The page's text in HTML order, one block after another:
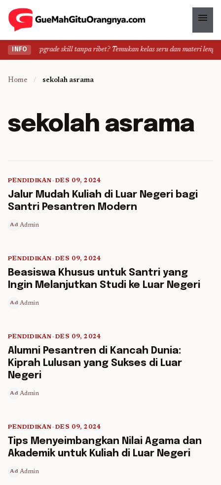
menu
INFO
Ingin upgrade skill tanpa ribet? Temukan kelas seru dan materi
Home / sekolah asrama
sekolah asrama
5 min read
PENDIDIKAN•DES 09, 2024
Jalur Mudah Kuliah di Luar Negeri bagi
Santri Pesantren Modern
Ad Admin
PENDIDIKAN•DES 09, 2024
Beasiswa Khusus untuk Santri yang
Ingin Melanjutkan Studi ke Luar Negeri
Ad Admin
5 min read
PENDIDIKAN•DES 09, 2024
Alumni Pesantren di Kancah Dunia:
Kiprah Lulusan yang Sukses di Luar
Negeri
Ad Admin
5 min read
PENDIDIKAN•DES 09, 2024
Tips Menyeimbangkan Nilai Agama dan
Akademik untuk Kuliah di Luar Negeri
Ad Admin